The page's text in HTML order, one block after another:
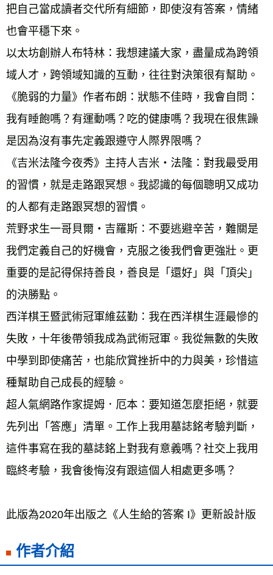
把自己當成讀者交代所有細節，即使沒有答案，情緒
也會平穩下來。
以太坊創辦人布特林：我想建議大家，盡量成為跨領
域人才，跨領域知識的互動，往往對決策很有幫助。
《脆弱的力量》作者布朗：狀態不佳時，我會自問：
我有睡飽嗎？有運動嗎？吃的健康嗎？我現在很焦躁
是因為沒有事先定義跟遵守人際界限嗎？
《吉米法隆今夜秀》主持人吉米‧法隆：對我最受用
的習慣，就是走路跟冥想。我認識的每個聰明又成功
的人都有走路跟冥想的習慣。
荒野求生一哥貝爾‧吉羅斯：不要逃避辛苦，難關是
我們定義自己的好機會，克服之後我們會更強壯。更
重要的是記得保持善良，善良是「還好」與「頂尖」
的決勝點。
西洋棋王暨武術冠軍維茲勤：我在西洋棋生涯最慘的
失敗，十年後帶領我成為武術冠軍。我從無數的失敗
中學到即使痛苦，也能欣賞挫折中的力與美，珍惜這
種幫助自己成長的經驗。
超人氣網路作家提姆．厄本：要知道怎麼拒絕，就要
先列出「答應」清單。工作上我用墓誌銘考驗判斷，
這件事寫在我的墓誌銘上對我有意義嗎？社交上我用
臨終考驗，我會後悔沒有跟這個人相處更多嗎？
此版為2020年出版之《人生給的答案 I》更新設計版
作者介紹